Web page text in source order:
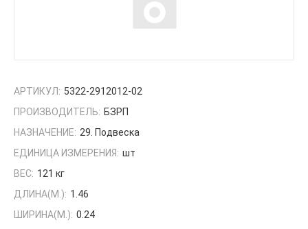
АРТИКУЛ: 5322-2912012-02
ПРОИЗВОДИТЕЛЬ: БЗРП
НАЗНАЧЕНИЕ: 29. Подвеска
ЕДИНИЦА ИЗМЕРЕНИЯ: шт
ВЕС: 121 кг
ДЛИНА(М.): 1.46
ШИРИНА(М.): 0.24